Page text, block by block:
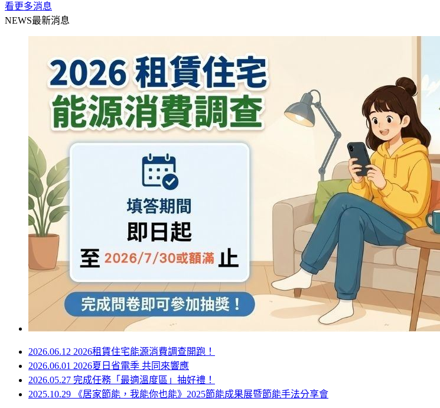
看更多消息
NEWS最新消息
2026.06.12 2026租賃住宅能源消費調查開跑！
2026.06.01 2026夏日省電季 共同來響應
2026.05.27 完成任務「最適溫度區」抽好禮！
2025.10.29
《居家節能，我能你也能》2025節能成果展暨節能手法分享會